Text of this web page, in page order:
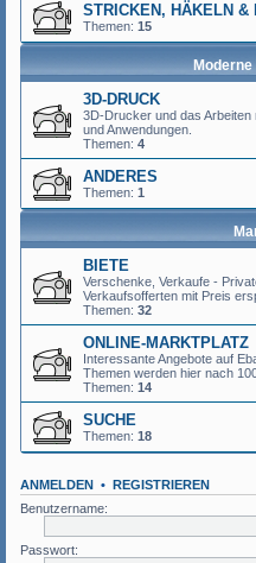
STRICKEN, HÄKELN &
Themen: 15
3D-DRUCK
3D-Drucker und das Arbeiten
und Anwendungen.
Themen: 4
ANDERES
Themen: 1
BIETE
Verschenke, Verkaufe -
Verkaufsofferten mit Preis
Themen: 32
ONLINE-MARKTPLATZ
Interessante Angebote auf
Themen werden hier nach
Themen: 14
SUCHE
Themen: 18
ANMELDEN • REGISTRIEREN
Benutzername:
Passwort: